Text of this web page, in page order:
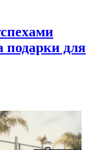
подарки для